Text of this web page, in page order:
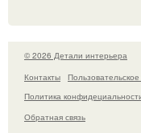
© 2026 Детали интерьера
Контакты
Политика
Обратная связь